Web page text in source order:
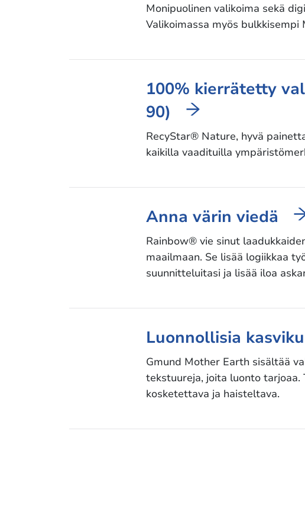
Monipuolinen valikoima sekä
Valikoimassa myös bulkkisempi
100% kierrätetty
90)
RecyStar® Nature, hyvä
kaikilla vaadituilla
Anna värin viedä
Rainbow® vie sinut
maailmaan. Se lisää logiikkaa
suunnitteluitasi ja lisää iloa
Luonnollisia
Gmund Mother Earth sisältää
tekstuureja, joita luonto tarjoaa.
kosketettava ja haisteltava.